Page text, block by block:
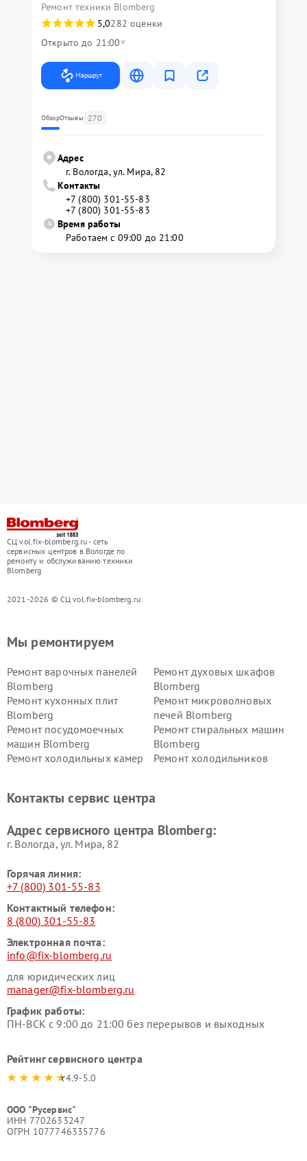
Ремонт техники Blomberg
5,0282 оценки
Открыто до 21:00
Маршрут
ОбзорОтзывы 270
Адрес
г. Вологда, ул. Мира, 82
Контакты
+7 (800) 301-55-83
+7 (800) 301-55-83
Время работы
Работаем с 09:00 до 21:00
СЦ vol.fix-blomberg.ru - сеть
сервисных центров в Вологде по
ремонту и обслуживанию техники
Blomberg
2021-2026 © СЦ vol.fix-blomberg.ru
Мы ремонтируем
Ремонт варочных панелей
Blomberg
Ремонт духовых шкафов
Blomberg
Ремонт кухонных плит
Blomberg
Ремонт микроволновых
печей Blomberg
Ремонт посудомоечных
машин Blomberg
Ремонт стиральных машин
Blomberg
Ремонт холодильных камер
Ремонт холодильников
Контакты сервис центра
Адрес сервисного центра Blomberg:
г. Вологда, ул. Мира, 82
Горячая линия:
+7 (800) 301-55-83
Контактный телефон:
8 (800) 301-55-83
Электронная почта:
info@fix-blomberg.ru
для юридических лиц
manager@fix-blomberg.ru
График работы:
ПН-ВСК с 9:00 до 21:00 без перерывов и выходных
Рейтинг сервисного центра
4.9-5.0
ООО "Русервис"
ИНН 7702633247
ОГРН 1077746335776